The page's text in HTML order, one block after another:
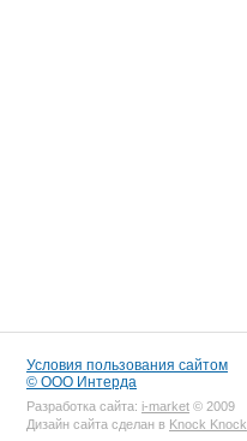
Условия пользования сайтом
© ООО Интерда
Разработка сайта: i-market © 2009
Дизайн сайта сделан в Knock Knock